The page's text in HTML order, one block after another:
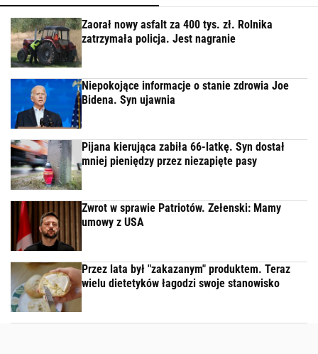
Zaorał nowy asfalt za 400 tys. zł. Rolnika
zatrzymała policja. Jest nagranie
Niepokojące informacje o stanie zdrowia Joe
Bidena. Syn ujawnia
Pijana kierująca zabiła 66-latkę. Syn dostał
mniej pieniędzy przez niezapięte pasy
Zwrot w sprawie Patriotów. Zełenski: Mamy
umowy z USA
Przez lata był "zakazanym" produktem. Teraz
wielu dietetyków łagodzi swoje stanowisko